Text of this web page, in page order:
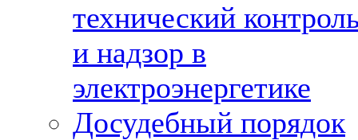
технический
и надзор в
электроэнергетике
Досудебный порядок